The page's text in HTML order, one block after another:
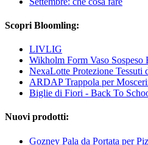
Scopri Bloomling:
LIVLIG
Wikholm Form Vaso Sospeso
NexaLotte Protezione Tessuti
ARDAP Trappola per
Biglie di Fiori - Back To
Nuovi prodotti:
Gozney Pala da Portata per